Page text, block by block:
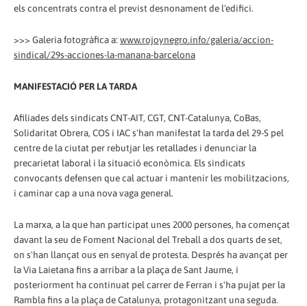
els concentrats contra el previst desnonament de l'edifici.
>>> Galeria fotogràfica a: www.rojoynegro.info/galeria/accion-
sindical/29s-acciones-la-manana-barcelona
MANIFESTACIÓ PER LA TARDA
Afiliades dels sindicats CNT-AIT, CGT, CNT-Catalunya, CoBas,
Solidaritat Obrera, COS i IAC s'han manifestat la tarda del 29-S pel
centre de la ciutat per rebutjar les retallades i denunciar la
precarietat laboral i la situació econòmica. Els sindicats
convocants defensen que cal actuar i mantenir les mobilitzacions,
i caminar cap a una nova vaga general.
La marxa, a la que han participat unes 2000 persones, ha començat
davant la seu de Foment Nacional del Treball a dos quarts de set,
on s'han llançat ous en senyal de protesta. Després ha avançat per
la Via Laietana fins a arribar a la plaça de Sant Jaume, i
posteriorment ha continuat pel carrer de Ferran i s'ha pujat per la
Rambla fins a la plaça de Catalunya, protagonitzant una seguda.